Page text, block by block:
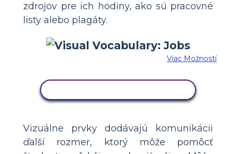
zdrojov pre ich hodiny, ako sú pracovné
listy alebo plagáty.
Viac Možností
Vizuálne prvky dodávajú komunikácii
ďalší rozmer, ktorý môže pomôcť